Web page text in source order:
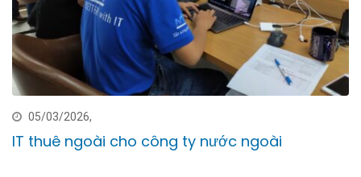
05/03/2026,
IT thuê ngoài cho công ty nước ngoài